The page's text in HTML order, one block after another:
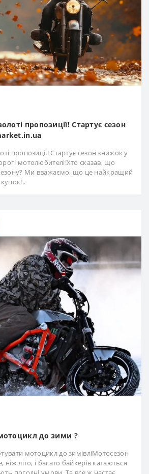
пропозиції! Стартує сезон
пропозиції! Стартує сезон знижок у
мотолюбителі!Хто сказав, що
Ми вважаємо, що це найкращий
до зими ?
мотоцикл до зимівліМотосезон
літо, і багато байкерів катаються